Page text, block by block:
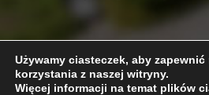
projekt i wykonanie:
Używamy ciasteczek, aby
korzystania z naszej witryny.
Więcej informacji na temat plików